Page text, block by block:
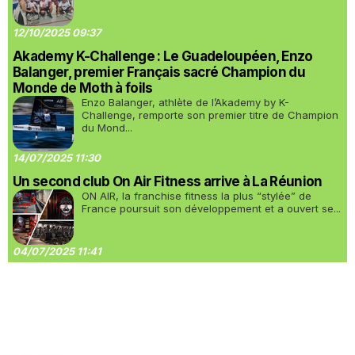
12/10/2025 09:37
Akademy K-Challenge : Le Guadeloupéen, Enzo
Balanger, premier Français sacré Champion du
Monde de Moth à foils
Enzo Balanger, athlète de l’Akademy by K-
Challenge, remporte son premier titre de Champion
du Mond...
14/07/2025 11:30
Un second club On Air Fitness arrive à La Réunion
ON AIR, la franchise fitness la plus “stylée” de
France poursuit son développement et a ouvert se...
04/07/2025 11:41